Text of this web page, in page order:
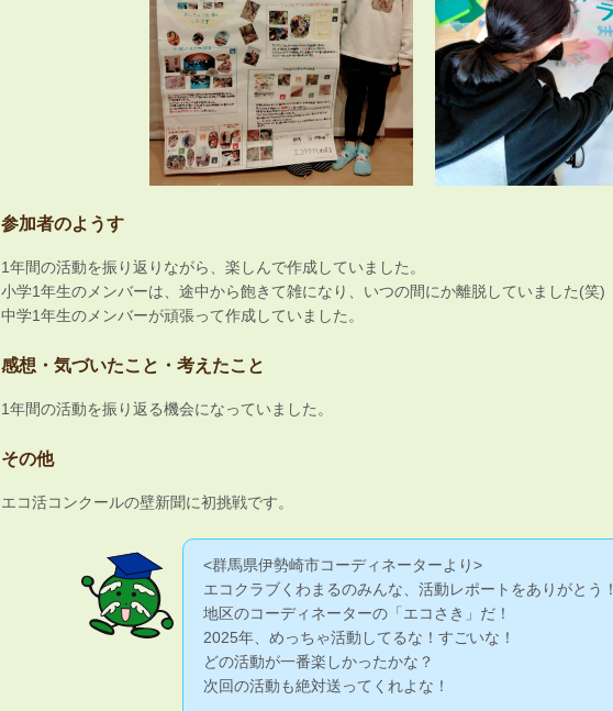
参加者のようす
1年間の活動を振り返りながら、楽しんで作成していました。
小学1年生のメンバーは、途中から飽きて雑になり、いつの間にか離脱していました(笑)
中学1年生のメンバーが頑張って作成していました。
感想・気づいたこと・考えたこと
1年間の活動を振り返る機会になっていました。
その他
エコ活コンクールの壁新聞に初挑戦です。
<群馬県伊勢崎市コーディネーターより>
エコクラブくわまるのみんな、活動レポートをありがとう！
地区のコーディネーターの「エコさき」だ！
2025年、めっちゃ活動してるな！すごいな！
どの活動が一番楽しかったかな？
次回の活動も絶対送ってくれよな！